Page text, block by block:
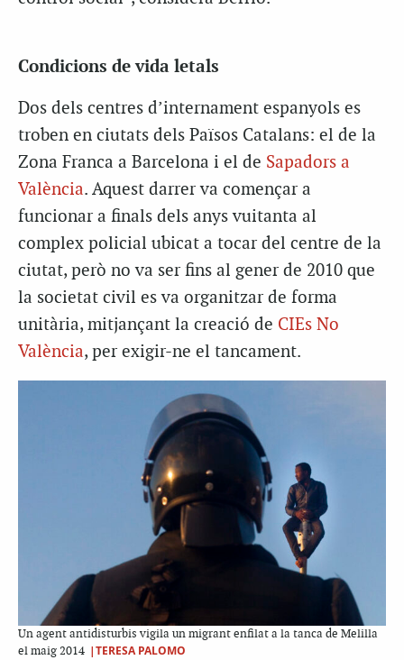
Condicions de vida letals
Dos dels centres d’internament espanyols es
troben en ciutats dels Països Catalans: el de la
Zona Franca a Barcelona i el de Sapadors a
València. Aquest darrer va començar a
funcionar a finals dels anys vuitanta al
complex policial ubicat a tocar del centre de la
ciutat, però no va ser fins al gener de 2010 que
la societat civil es va organitzar de forma
unitària, mitjançant la creació de CIEs No
València, per exigir-ne el tancament.
Un agent antidisturbis vigila un migrant enfilat a la tanca de Melilla
el maig 2014 |TERESA PALOMO